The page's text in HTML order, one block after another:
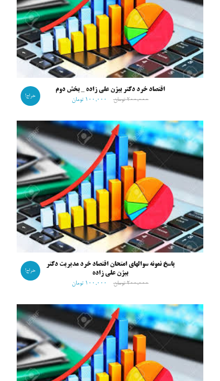
اقتصاد خرد دکتر بیژن علی زاده _ بخش دوم
۲۰۰,۰۰۰ تومان ۱۰۰,۰۰۰ تومان
حراج!
پاسخ نمونه سوالهای امتحان اقتصاد خرد مدیریت دکتر
بیژن علی زاده
۲۰۰,۰۰۰ تومان ۱۰۰,۰۰۰ تومان
حراج!